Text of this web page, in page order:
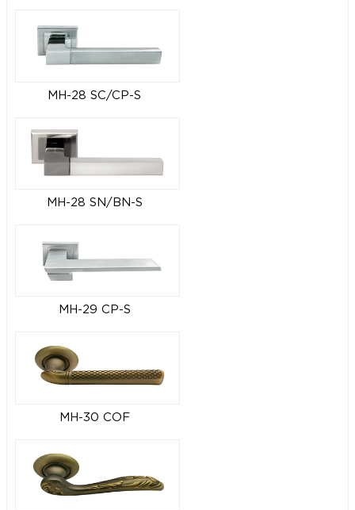
MH-28 SC/CP-S
MH-28 SN/BN-S
MH-29 CP-S
MH-30 COF